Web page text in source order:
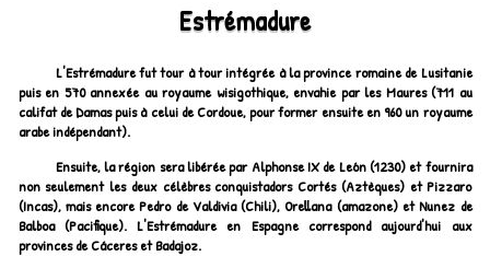
Estrémadure
L'Estrémadure fut tour à tour intégrée à la province romaine de Lusitanie
puis en 570 annexée au royaume wisigothique, envahie par les Maures (711 au
califat de Damas puis à celui de Cordoue, pour former ensuite en 960 un royaume
arabe indépendant).
Ensuite, la région sera libérée par Alphonse IX de León (1230) et fournira
non seulement les deux célèbres conquistadors Cortés (Aztèques) et Pizzaro
(Incas), mais encore Pedro de Valdivia (Chili), Orellana (amazone) et Nunez de
Balboa (Pacifique). L'Estrémadure en Espagne correspond aujourd'hui aux
provinces de Cáceres et Badajoz.